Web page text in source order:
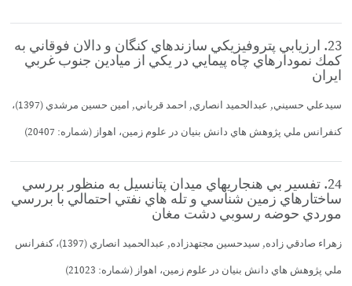
23. ارزيابي پتروفيزيكي سازندهاي كنگان و دالان فوقاني به
كمك نمودارهاي چاه پيمايي در يكي از ميادين جنوب غربي
ايران
سيدعلي حسيني, عبدالحميد انصاري, احمد قرباني, امين حسين مرشدي (1397)،
كنفرانس ملي پژوهش هاي دانش بنيان در علوم زمين، اهواز (شماره: 20407)
24. تفسير بي هنجاريهاي ميدان پتانسيل به منظور بررسي
ساختارهاي زمين شناسي و تله هاي نفتي احتمالي با بررسي
موردي حوضه رسوبي دشت مغان
زهراء صادقي زاده, سيدحسين مجتهدزاده, عبدالحميد انصاري (1397)، كنفرانس
ملي پژوهش هاي دانش بنيان در علوم زمين، اهواز (شماره: 21023)